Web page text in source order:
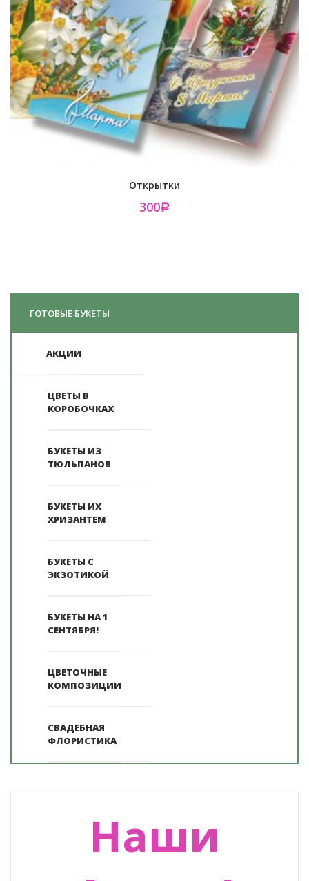
Открытки
300Р
ГОТОВЫЕ БУКЕТЫ
АКЦИИ
ЦВЕТЫ В
КОРОБОЧКАХ
БУКЕТЫ ИЗ
ТЮЛЬПАНОВ
БУКЕТЫ ИХ
ХРИЗАНТЕМ
БУКЕТЫ С
ЭКЗОТИКОЙ
БУКЕТЫ НА 1
СЕНТЯБРЯ!
ЦВЕТОЧНЫЕ
КОМПОЗИЦИИ
СВАДЕБНАЯ
ФЛОРИСТИКА
Наши